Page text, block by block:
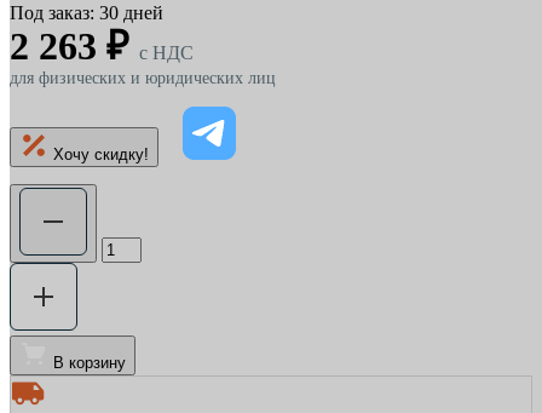
Под заказ: 30 дней
2 263 ₽ c НДС
для физических и юридических лиц
Хочу скидку!
В корзину